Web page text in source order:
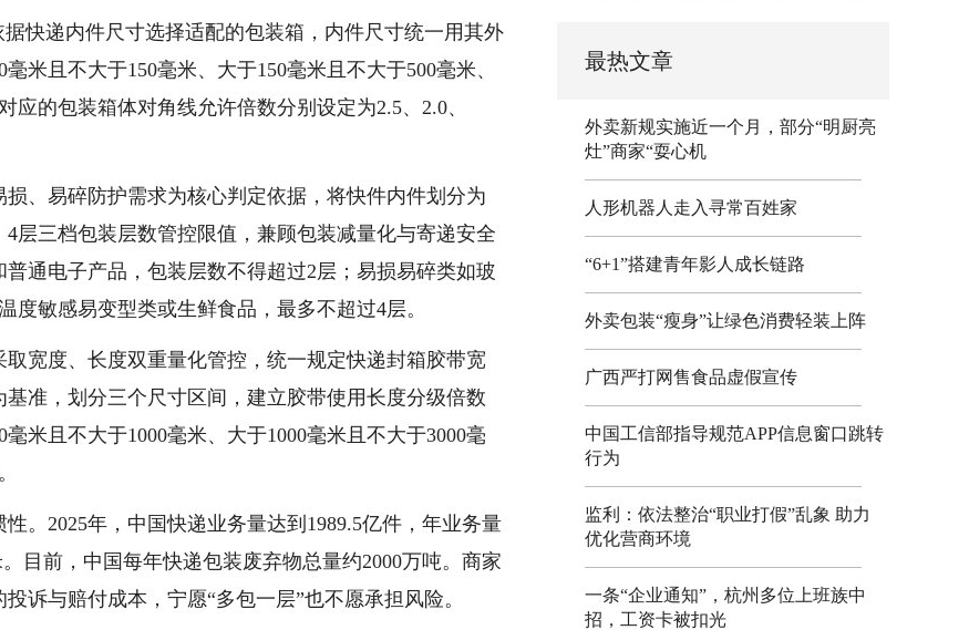
递内件尺寸选择适配的包装箱，内件尺寸统一用其外
米且不大于150毫米、大于150毫米且不大于500毫米、
应的包装箱体对角线允许倍数分别设定为2.5、2.0、
易碎防护需求为核心判定依据，将快件内件划分为
层三档包装层数管控限值，兼顾包装减量化与寄递安全
通电子产品，包装层数不得超过2层；易损易碎类如玻
敏感易变型类或生鲜食品，最多不超过4层。
度、长度双重量化管控，统一规定快递封箱胶带宽
准，划分三个尺寸区间，建立胶带使用长度分级倍数
米且不大于1000毫米、大于1000毫米且不大于3000毫
2025年，中国快递业务量达到1989.5亿件，年业务量
目前，中国每年快递包装废弃物总量约2000万吨。商家
诉与赔付成本，宁愿“多包一层”也不愿承担风险。
最热文章
外卖新规实施近一个月，部分“明厨亮
灶”商家“耍心机
人形机器人走入寻常百姓家
“6+1”搭建青年影人成长链路
外卖包装“瘦身”让绿色消费轻装上阵
广西严打网售食品虚假宣传
中国工信部指导规范APP信息窗口跳转
行为
监利：依法整治“职业打假”乱象 助力
优化营商环境
一条“企业通知”，杭州多位上班族中
招，工资卡被扣光